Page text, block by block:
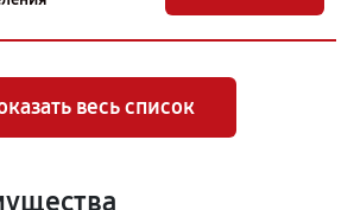
весь список